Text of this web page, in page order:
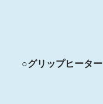
○グリップヒーター